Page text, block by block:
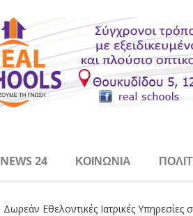
NEWS 24 ΚΟΙΝΩΝΊΑ
Δωρεάν Εθελοντικές Ιατρικές Υπηρεσίες